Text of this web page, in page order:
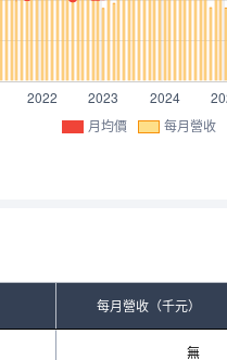
月均價 每月營收
每月營收（千元）
無